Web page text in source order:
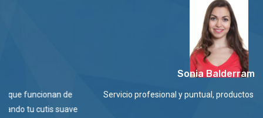
Sonia Balderrama
Servicio profesional y puntual, productos de primera calidad 😊